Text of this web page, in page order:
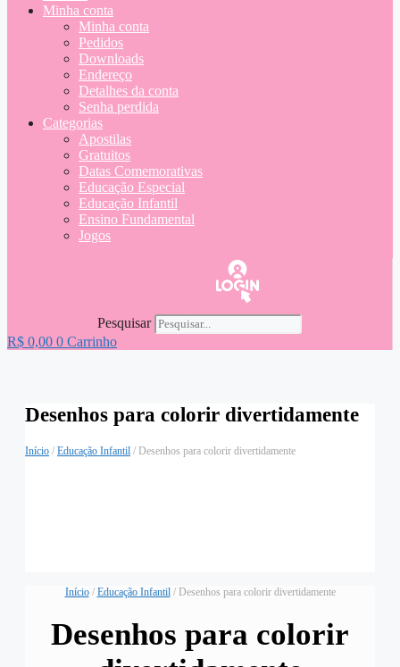
Minha conta
Minha conta
Pedidos
Downloads
Endereço
Detalhes da conta
Senha perdida
Categorias
Apostilas
Gratuitos
Datas Comemorativas
Educação Especial
Educação Infantil
Ensino Fundamental
Jogos
Pesquisar
R$ 0,00 0 Carrinho
Desenhos para colorir divertidamente
Início / Educação Infantil / Desenhos para colorir divertidamente
Início/ Educação Infantil/ Desenhos para colorir divertidamente
Desenhos para colorir